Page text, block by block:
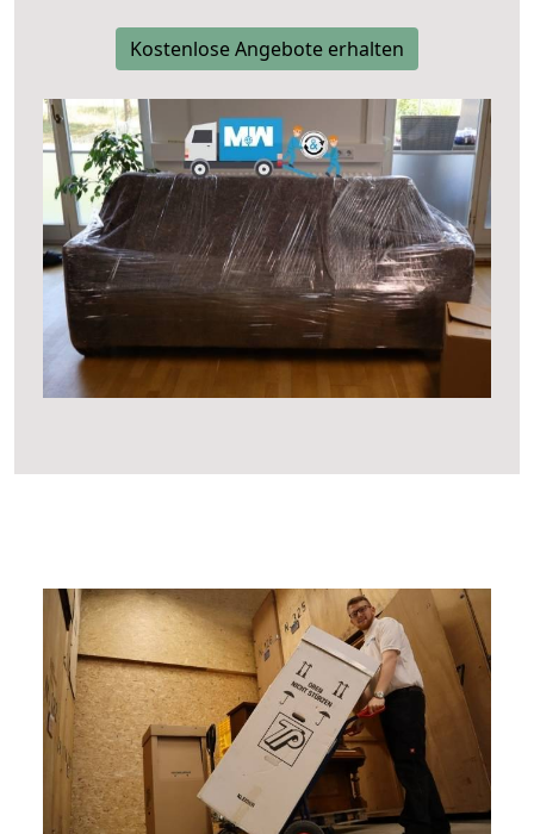
Kostenlose Angebote erhalten